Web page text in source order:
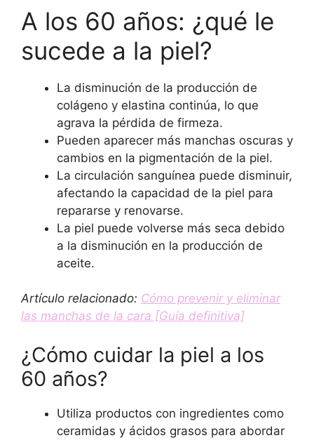
A los 60 años: ¿qué le
sucede a la piel?
La disminución de la producción de
colágeno y elastina continúa, lo que
agrava la pérdida de firmeza.
Pueden aparecer más manchas oscuras y
cambios en la pigmentación de la piel.
La circulación sanguínea puede disminuir,
afectando la capacidad de la piel para
repararse y renovarse.
La piel puede volverse más seca debido
a la disminución en la producción de
aceite.
Artículo relacionado: Cómo prevenir y eliminar
las manchas de la cara [Guía definitiva]
¿Cómo cuidar la piel a los
60 años?
Utiliza productos con ingredientes como
ceramidas y ácidos grasos para abordar